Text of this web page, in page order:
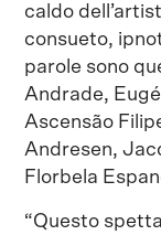
caldo
consueto,
parole sono
Andrade,
Ascensão
Andresen,
Florbela
“Questo